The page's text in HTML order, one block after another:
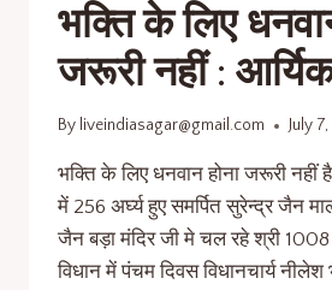
भक्ति के लिए
जरूरी नहीं :
By liveindiasagar@gmail.com July
भक्ति के लिए धनवान होना जरूरी नहीं है
में 256 अर्घ्य हुए समर्पित सुरेन्द्र जैन
जैन बड़ा मंदिर जी मे चल रहे श्री
विधान में पंचम दिवस विधानचार्य